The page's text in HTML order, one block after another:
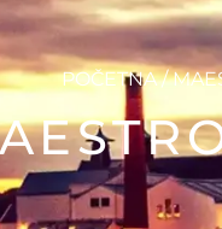
POČETNA/